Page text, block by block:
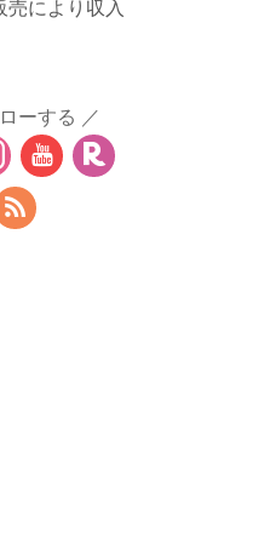
売により収入
ーする